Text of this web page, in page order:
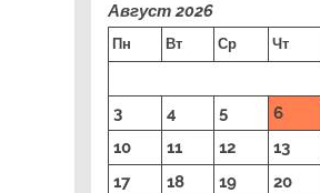
Август 2026
Пн Вт Ср Чт
3
4 5 6
10
11 12 13
17
18 19 20